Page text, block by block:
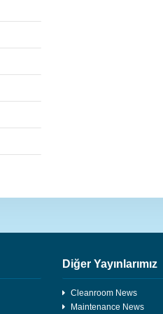
Diğer Yayınlarımız
Cleanroom News
Maintenance News